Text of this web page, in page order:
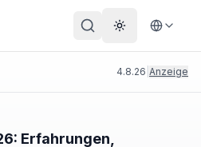
Theme
4.8.26 Anzeige
Erfahrungen,